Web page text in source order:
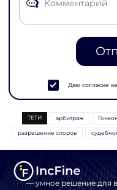
Даю согласие
ТЕГИ арбитраж
разрешение споров
— умное решение для